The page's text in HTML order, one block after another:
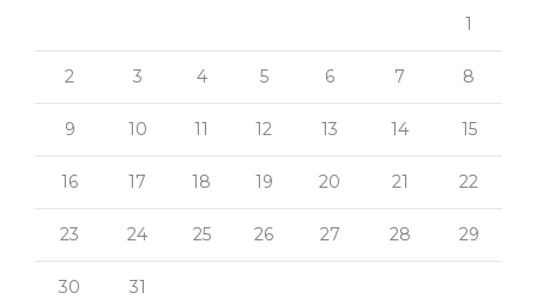
1
2 3 4 5 6 7 8
9 10 11 12 13 14 15
16 17 18 19 20 21 22
23 24 25 26 27 28 29
30 31